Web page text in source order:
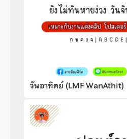
วันอาทิตย์ (LMF WanAthit)